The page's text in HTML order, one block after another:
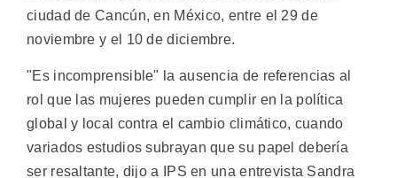
ciudad de Cancún, en México, entre el 29 de
noviembre y el 10 de diciembre.
"Es incomprensible" la ausencia de referencias al
rol que las mujeres pueden cumplir en la política
global y local contra el cambio climático, cuando
variados estudios subrayan que su papel debería
ser resaltante, dijo a IPS en una entrevista Sandra